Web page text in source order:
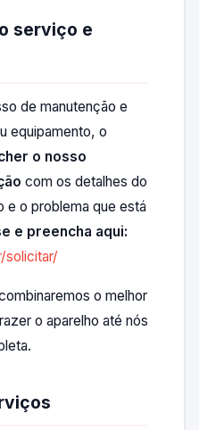
serviço e
de manutenção e
equipamento, o
o nosso
com os detalhes do
e o problema que está
e preencha aqui:
solicitar/
o melhor
o aparelho até nós